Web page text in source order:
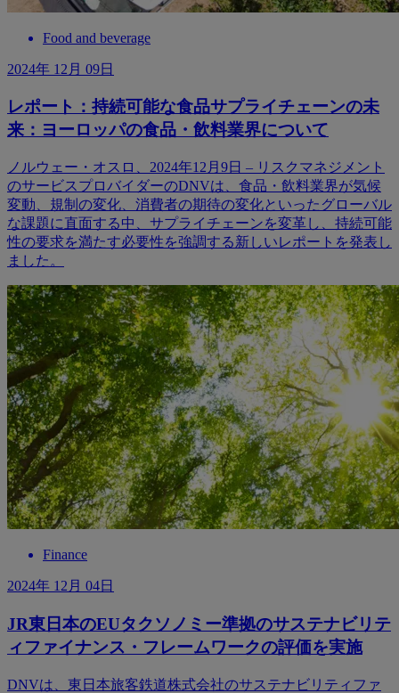
Food and beverage
2024年 12月 09日
レポート：持続可能な食品サプライチェーンの未
来：ヨーロッパの食品・飲料業界について
ノルウェー・オスロ、2024年12月9日 – リスクマネジメント
のサービスプロバイダーのDNVは、食品・飲料業界が気候
変動、規制の変化、消費者の期待の変化といったグローバル
な課題に直面する中、サプライチェーンを変革し、持続可能
性の要求を満たす必要性を強調する新しいレポートを発表し
ました。
Finance
2024年 12月 04日
JR東日本のEUタクソノミー準拠のサステナビリテ
ィファイナンス・フレームワークの評価を実施
DNVは、東日本旅客鉄道株式会社のサステナビリティファ